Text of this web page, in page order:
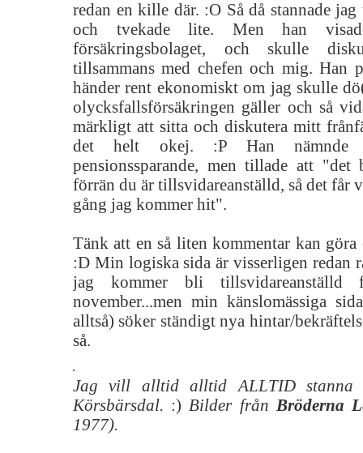
redan en kille där. :O Så då stannade
och tvekade lite. Men han
försäkringsbolaget, och skulle
tillsammans med chefen och mig. Han
händer rent ekonomiskt om jag skulle
olycksfallsförsäkringen gäller och så
märkligt att sitta och diskutera mitt
det helt okej. :P Han nämnde
pensionssparande, men tillade att
förrän du är tillsvidareanställd, så det får
gång jag kommer hit".
Tänk att en så liten kommentar kan
:D Min logiska sida är visserligen redan
jag kommer bli
november...men min känslomässiga
alltså) söker ständigt nya hintar/
så.
Jag vill alltid alltid ALLTID
Körsbärsdal. :)Bilder från Bröderna
1977).